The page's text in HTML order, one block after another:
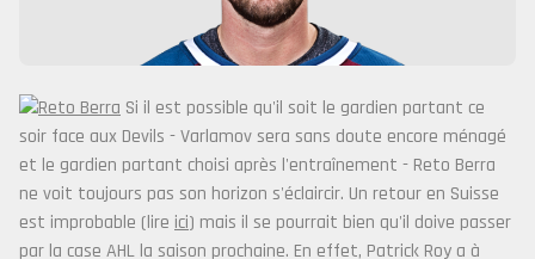
Si il est possible qu'il soit le gardien partant ce
soir face aux Devils - Varlamov sera sans doute encore ménagé
et le gardien partant choisi après l'entraînement - Reto Berra
ne voit toujours pas son horizon s'éclaircir. Un retour en Suisse
est improbable (lire ici) mais il se pourrait bien qu'il doive passer
par la case AHL la saison prochaine. En effet, Patrick Roy a à